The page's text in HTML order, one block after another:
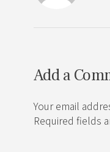
Add a
Your email
Required fields